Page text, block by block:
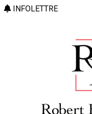
INFOLETTRE